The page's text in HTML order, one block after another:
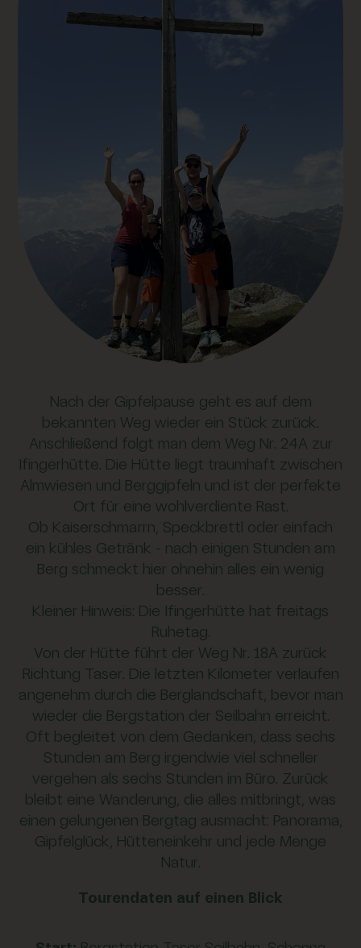
Nach der Gipfelpause geht es auf dem
bekannten Weg wieder ein Stück zurück.
Anschließend folgt man dem Weg Nr. 24A zur
Ifingerhütte. Die Hütte liegt traumhaft zwischen
Almwiesen und Berggipfeln und ist der perfekte
Ort für eine wohlverdiente Rast.
Ob Kaiserschmarrn, Speckbrettl oder einfach
ein kühles Getränk – nach einigen Stunden am
Berg schmeckt hier ohnehin alles ein wenig
besser.
Kleiner Hinweis: Die Ifingerhütte hat freitags
Ruhetag.
Von der Hütte führt der Weg Nr. 18A zurück
Richtung Taser. Die letzten Kilometer verlaufen
angenehm durch die Berglandschaft, bevor man
wieder die Bergstation der Seilbahn erreicht.
Oft begleitet von dem Gedanken, dass sechs
Stunden am Berg irgendwie viel schneller
vergehen als sechs Stunden im Büro. Zurück
bleibt eine Wanderung, die alles mitbringt, was
einen gelungenen Bergtag ausmacht: Panorama,
Gipfelglück, Hütteneinkehr und jede Menge
Natur.
Tourendaten auf einen Blick